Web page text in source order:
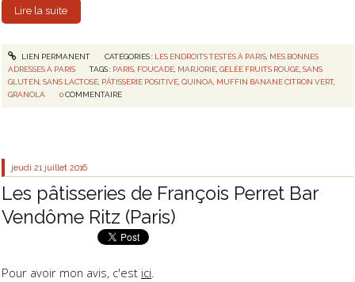
Lire la suite
LIEN PERMANENT CATÉGORIES : LES ENDROITS TESTÉS À PARIS, MES BONNES
ADRESSES À PARIS
TAGS : PARIS FOUCADE MARJORIE ,GELÉE FRUITS ROUGE ,SANS
GLUTEN ,SANS LACTOSE PÂTISSERIE POSITIVE ,QUINOA MUFFIN BANANE CITRON VERT,
GRANOLA
0 COMMENTAIRE
jeudi 21 juillet 2016
Les pâtisseries de François Perret Bar
Vendôme Ritz (Paris)
Pour avoir mon avis, c'est ici.